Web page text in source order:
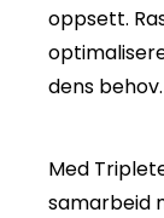
oppsett.
dens behov.
Med
samarbeid